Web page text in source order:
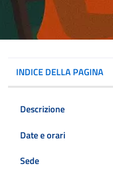
INDICE DELLA PAGINA
Descrizione
Date e orari
Sede